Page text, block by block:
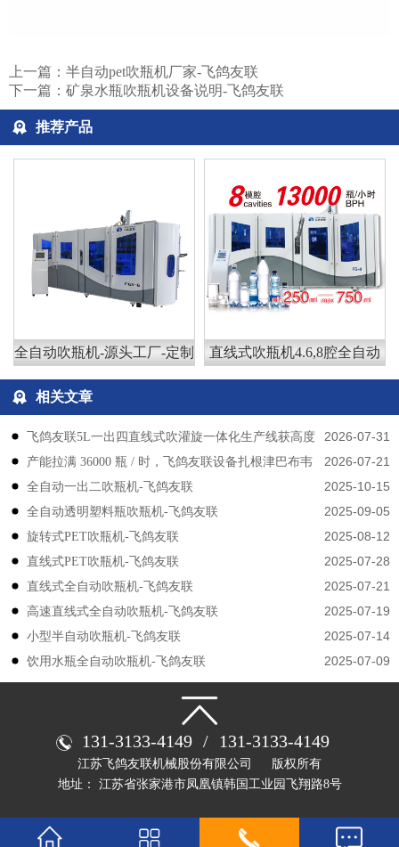
上一篇： 半自动pet吹瓶机厂家-飞鸽友联
下一篇： 矿泉水瓶吹瓶机设备说明-飞鸽友联
推荐产品
全自动吹瓶机-源头工厂-定制 直线式吹瓶机4.6,8腔全自动
相关文章
2026-07-31
飞鸽友联5L一出四直线式吹灌旋一体化生产线获高度
认可
2026-07-21
产能拉满 36000 瓶 / 时，飞鸽友联设备扎根津巴布韦
2025-10-15
​​全自动一出二吹瓶机-飞鸽友联
2025-09-05
全自动透明塑料瓶吹瓶机-飞鸽友联
2025-08-12
旋转式PET吹瓶机-飞鸽友联
2025-07-28
直线式PET吹瓶机-飞鸽友联
2025-07-21
直线式全自动吹瓶机-飞鸽友联
2025-07-19
高速直线式全自动吹瓶机-飞鸽友联
2025-07-14
小型半自动吹瓶机-飞鸽友联
2025-07-09
饮用水瓶全自动吹瓶机-飞鸽友联
131-3133-4149 / 131-3133-4149
江苏飞鸽友联机械股份有限公司
版权所有
地址： 江苏省张家港市凤凰镇韩国工业园飞翔路8号